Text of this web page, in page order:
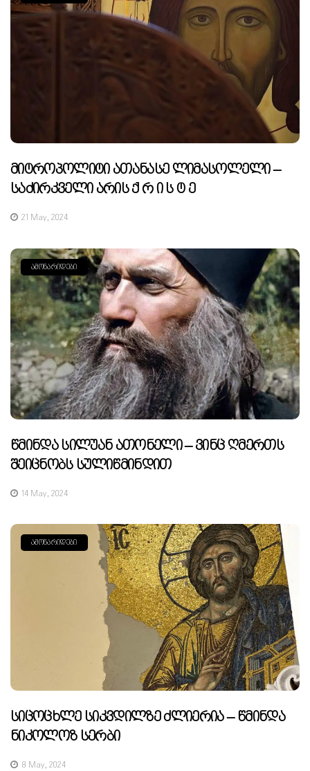
Მიტროპოლიტი Ათანასე Ლიმასოლელი –
Საძირკველი Არის Ქ Რ Ი Ს Ტ Ე
21 May, 2024
ᲐᲛᲝᲜᲐᲠᲘᲓᲔᲑᲘ
Წმინდა Სილუან Ათონელი – Ვინც Ღმერთს
Შეიცნობს Სულიწმინდით
14 May, 2024
ᲐᲛᲝᲜᲐᲠᲘᲓᲔᲑᲘ
Სიცოცხლე Სიკვდილზე Ძლიერია – Წმინდა
Ნიკოლოზ Სერბი
8 May, 2024